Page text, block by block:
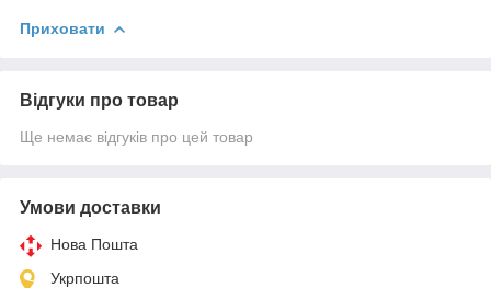
Приховати
Відгуки про товар
Ще немає відгуків про цей товар
Умови доставки
Нова Пошта
Укрпошта